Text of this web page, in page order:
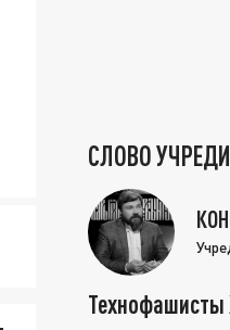
СЛОВО
Технофашисты